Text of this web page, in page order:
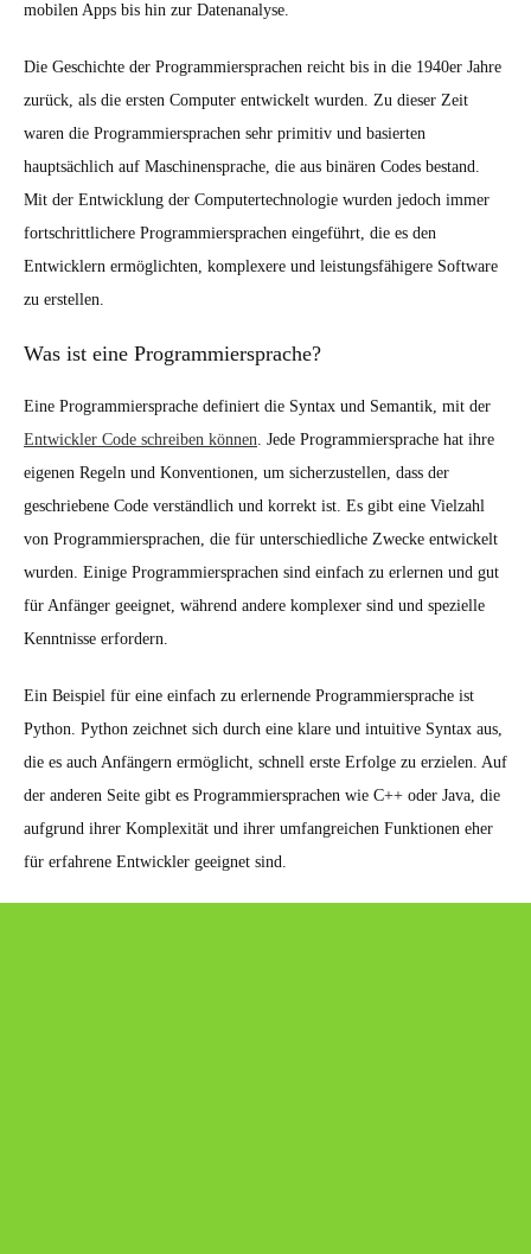
mobilen Apps bis hin zur Datenanalyse.
Die Geschichte der Programmiersprachen reicht bis in die 1940er Jahre
zurück, als die ersten Computer entwickelt wurden. Zu dieser Zeit
waren die Programmiersprachen sehr primitiv und basierten
hauptsächlich auf Maschinensprache, die aus binären Codes bestand.
Mit der Entwicklung der Computertechnologie wurden jedoch immer
fortschrittlichere Programmiersprachen eingeführt, die es den
Entwicklern ermöglichten, komplexere und leistungsfähigere Software
zu erstellen.
Was ist eine Programmiersprache?
Eine Programmiersprache definiert die Syntax und Semantik, mit der
Entwickler Code schreiben können. Jede Programmiersprache hat ihre
eigenen Regeln und Konventionen, um sicherzustellen, dass der
geschriebene Code verständlich und korrekt ist. Es gibt eine Vielzahl
von Programmiersprachen, die für unterschiedliche Zwecke entwickelt
wurden. Einige Programmiersprachen sind einfach zu erlernen und gut
für Anfänger geeignet, während andere komplexer sind und spezielle
Kenntnisse erfordern.
Ein Beispiel für eine einfach zu erlernende Programmiersprache ist
Python. Python zeichnet sich durch eine klare und intuitive Syntax aus,
die es auch Anfängern ermöglicht, schnell erste Erfolge zu erzielen. Auf
der anderen Seite gibt es Programmiersprachen wie C++ oder Java, die
aufgrund ihrer Komplexität und ihrer umfangreichen Funktionen eher
für erfahrene Entwickler geeignet sind.